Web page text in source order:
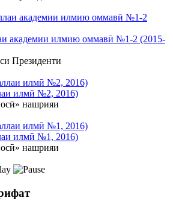
академии илмию оммавӣ №1-2 (2015-
Президенти
илмӣ №2, 2016)
нашрияи
илмӣ №1, 2016)
нашрияи